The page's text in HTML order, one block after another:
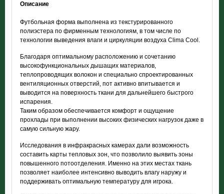
Описание
Футбольная форма выполнена из текстурированного
полиэстера по фирменным технологиям, в том числе по
технологии выведения влаги и циркуляции воздуха Clima Cool.
Благодаря оптимальному расположению и сочетанию
высокофункциональных дышащих материалов,
теплопроводящих волокон и специально спроектированных
вентиляционных отверстий, пот активно впитывается и
выводится на поверхность ткани для дальнейшего быстрого
испарения.
Таким образом обеспечивается комфорт и ощущение
прохлады при выполнении высоких физических нагрузок даже в
самую сильную жару.
Исследования в инфракрасных камерах дали возможность
составить карты тепловых зон, что позволило выявить зоны
повышенного потоотделения. Именно на этих местах ткань
позволяет наиболее интенсивно выводить влагу наружу и
поддерживать оптимальную температуру для игрока.